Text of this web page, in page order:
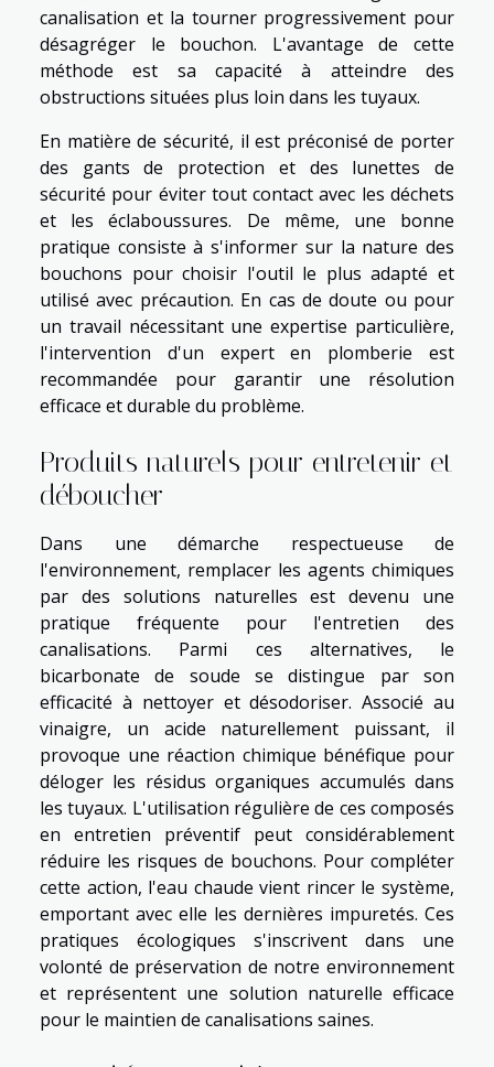
canalisation et la tourner progressivement pour
désagréger le bouchon. L'avantage de cette
méthode est sa capacité à atteindre des
obstructions situées plus loin dans les tuyaux.
En matière de sécurité, il est préconisé de porter
des gants de protection et des lunettes de
sécurité pour éviter tout contact avec les déchets
et les éclaboussures. De même, une bonne
pratique consiste à s'informer sur la nature des
bouchons pour choisir l'outil le plus adapté et
utilisé avec précaution. En cas de doute ou pour
un travail nécessitant une expertise particulière,
l'intervention d'un expert en plomberie est
recommandée pour garantir une résolution
efficace et durable du problème.
Produits naturels pour entretenir et
déboucher
Dans une démarche respectueuse de
l'environnement, remplacer les agents chimiques
par des solutions naturelles est devenu une
pratique fréquente pour l'entretien des
canalisations. Parmi ces alternatives, le
bicarbonate de soude se distingue par son
efficacité à nettoyer et désodoriser. Associé au
vinaigre, un acide naturellement puissant, il
provoque une réaction chimique bénéfique pour
déloger les résidus organiques accumulés dans
les tuyaux. L'utilisation régulière de ces composés
en entretien préventif peut considérablement
réduire les risques de bouchons. Pour compléter
cette action, l'eau chaude vient rincer le système,
emportant avec elle les dernières impuretés. Ces
pratiques écologiques s'inscrivent dans une
volonté de préservation de notre environnement
et représentent une solution naturelle efficace
pour le maintien de canalisations saines.